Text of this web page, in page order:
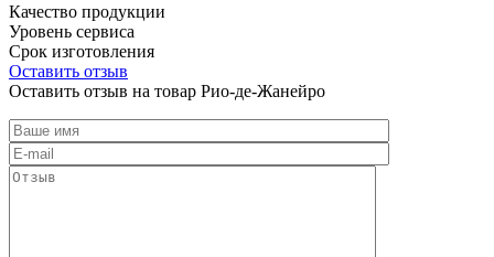
Качество продукции
Уровень сервиса
Срок изготовления
Оставить отзыв
Оставить отзыв на товар Рио-де-Жанейро